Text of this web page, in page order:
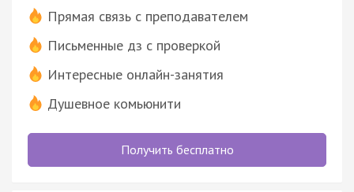
Прямая связь с преподавателем
Письменные дз с проверкой
Интересные онлайн-занятия
Душевное комьюнити
Получить бесплатно